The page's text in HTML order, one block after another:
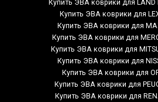
Купить ЭВА коврики для LAND
Купить ЭВА коврики для
Купить ЭВА коврики для
Купить ЭВА коврики для
Купить ЭВА коврики для
Купить ЭВА коврики для
Купить ЭВА коврики для
Купить ЭВА коврики для
Купить ЭВА коврики для